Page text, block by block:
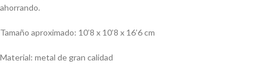
ahorrando.
Tamaño aproximado: 10’8 x 10’8 x 16’6 cm
Material: metal de gran calidad